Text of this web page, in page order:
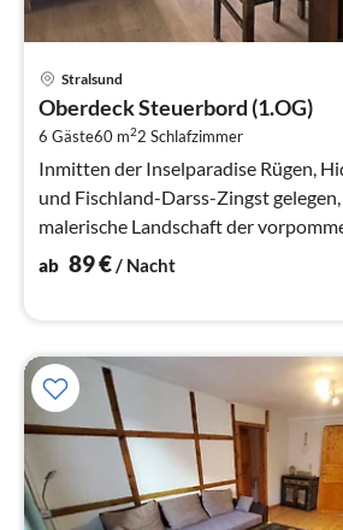
Stralsund
Oberdeck Steuerbord (1.OG)
6 Gäste60 m22 Schlafzimmer
Inmitten der Inselparadise Rügen,
und Fischland-Darss-Zingst
malerische Landschaft der
Boddenküste liegt die Hansestadt...
ab 89€ / Nacht